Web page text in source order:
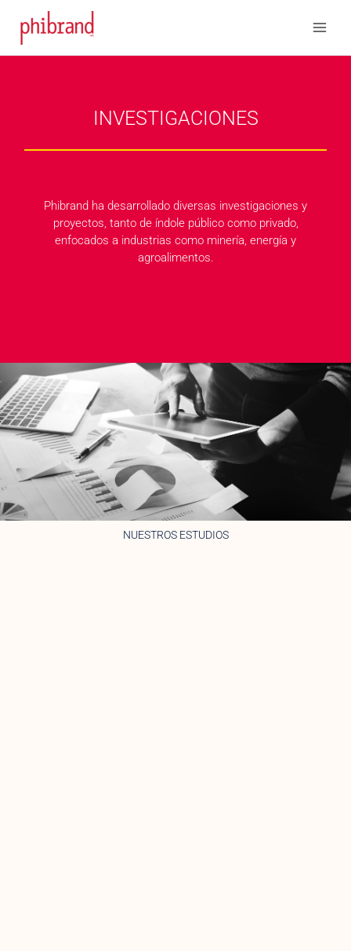
contenido
INVESTIGACIONES
Phibrand ha desarrollado diversas investigaciones y
proyectos, tanto de índole público como privado,
enfocados a industrias como minería, energía y
agroalimentos.
NUESTROS ESTUDIOS